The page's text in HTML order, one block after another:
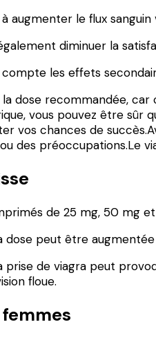
augmenter le flux
diminuer la
les effets
dose recommandée,
vous pouvez être
vos chances de
des
de 25 mg, 50 mg
peut être
de viagra peut
floue.